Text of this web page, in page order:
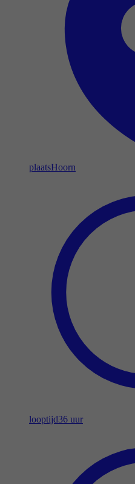
plaatsHoorn
looptijd36 uur